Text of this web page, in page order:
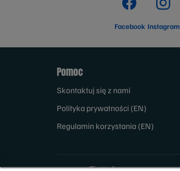
Facebook Instagram
Pomoc
Skontaktuj się z nami
Polityka prywatności (EN)
Regulamin korzystania (EN)